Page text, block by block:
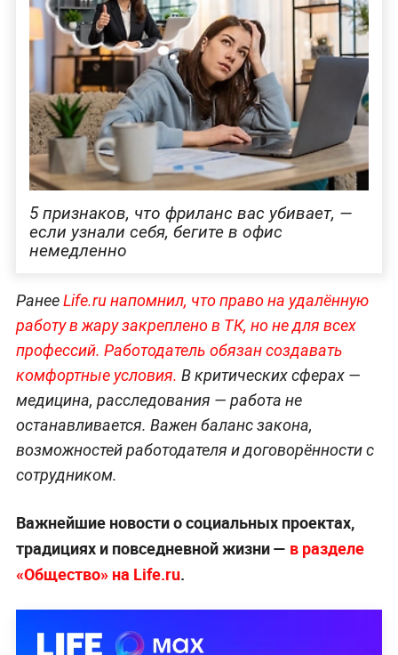
5 признаков, что фриланс вас убивает, —
если узнали себя, бегите в офис
немедленно
РанееLife.ru напомнил, что право на удалённую
работу в жару закреплено в ТК, но не для всех
профессий. Работодатель обязан создавать
комфортные условия. В критических сферах —
медицина, расследования — работа не
останавливается. Важен баланс закона,
возможностей работодателя и договорённости с
сотрудником.
Важнейшие новости о социальных проектах,
традициях и повседневной жизни — в разделе
«Общество» на Life.ru.